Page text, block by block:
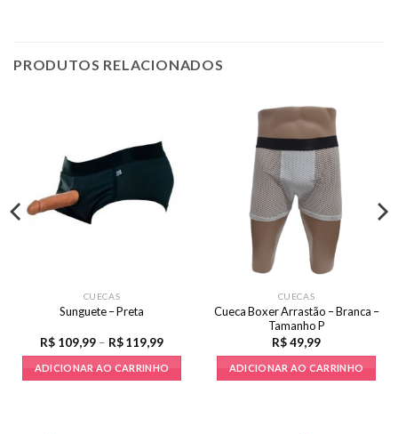
PRODUTOS RELACIONADOS
CUECAS
Sunguete – Preta
R$ 109,99 – R$ 119,99Faixa
de
preço:
R$109,99
ADICIONAR AO CARRINHO
CUECAS
Cueca Boxer Arrastão – Branca –
Tamanho P
R$49,99
ADICIONAR AO CARRINHO